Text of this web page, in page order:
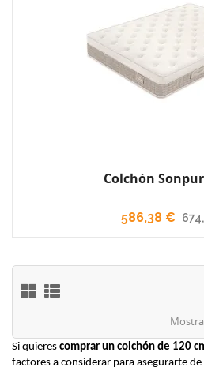
Colchón
586,38 €
Si quieres comprar un colchón de 120
factores a considerar para asegurarte